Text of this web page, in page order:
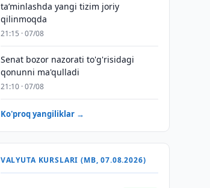
taʼminlashda yangi tizim joriy
qilinmoqda
21:15 · 07/08
Senat bozor nazorati to'g'risidagi
qonunni ma'qulladi
21:10 · 07/08
Ko'proq yangiliklar →
VALYUTA KURSLARI (MB, 07.08.2026)